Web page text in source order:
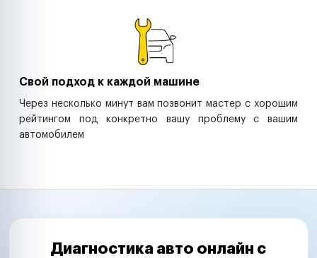
Свой подход к каждой машине
Через несколько минут вам позвонит мастер с хорошим
рейтингом под конкретно вашу проблему с вашим
автомобилем
Диагностика авто онлайн с